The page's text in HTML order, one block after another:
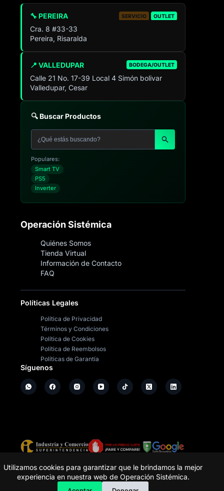
Utilizamos cookies para garantizar que le brindamos la mejor
experiencia en nuestra web de Operación Sistémica.
📍 VALLEDUPAR BODEGA/OUTLET
Calle 21 No. 17-39 Local 4 Simón bolivar
Valledupar, Cesar
🔧 PEREIRA SERVICIO OUTLET
Cra. 8 #33-33
Pereira, Risaralda
🔍 Buscar Productos
Populares:
Smart TV
PS5
Inverter
Operación Sistémica
Quiénes Somos
Tienda Virtual
Información de Contacto
FAQ
Políticas Legales
Política de Privacidad
Términos y Condiciones
Política de Cookies
Política de Reembolsos
Políticas de Garantía
Síguenos
Copyright © - Operación Sistémica
Tienda de electrodomésticos; repuestos y casa de
software.